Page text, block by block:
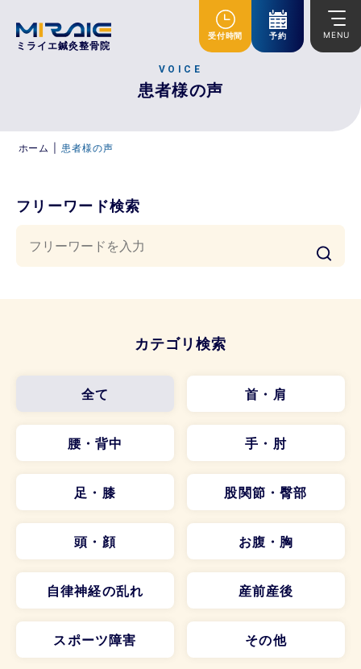
ミライエ鍼灸整骨院
受付時間 予約 MENU
VOICE
患者様の声
ホーム 患者様の声
フリーワード検索
カテゴリ検索
全て 首・肩
腰・背中 手・肘
足・膝 股関節・臀部
頭・顔 お腹・胸
自律神経の乱れ 産前産後
スポーツ障害 その他